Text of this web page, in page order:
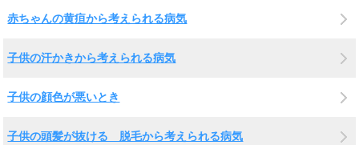
赤ちゃんの黄疸から考えられる病気
子供の汗かきから考えられる病気
子供の顔色が悪いとき
子供の頭髪が抜ける 脱毛から考えられる病気